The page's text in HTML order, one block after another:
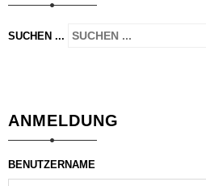
SUCHEN ...
ANMELDUNG
BENUTZERNAME